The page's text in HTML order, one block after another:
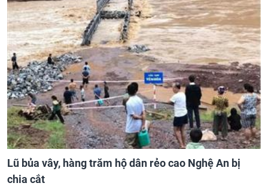
Lũ bủa vây, hàng trăm hộ dân rẻo cao Nghệ An bị
chia cắt